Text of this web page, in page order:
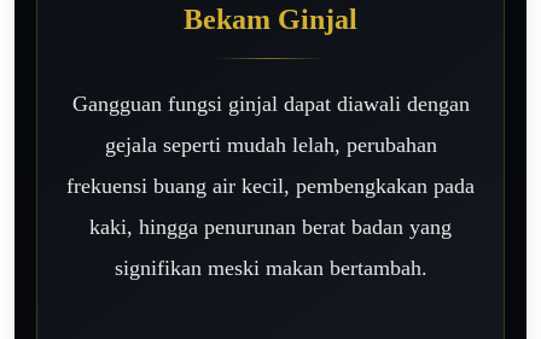
Bekam Ginjal
Gangguan fungsi ginjal dapat diawali dengan
gejala seperti mudah lelah, perubahan
frekuensi buang air kecil, pembengkakan pada
kaki, hingga penurunan berat badan yang
signifikan meski makan bertambah.